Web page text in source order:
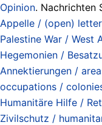
Opinion. Nachrichten
Appelle / (open)
Palestine War / West
Hegemonien /
Annektierungen /
occupations /
Humanitäre Hilfe /
Zivilschutz /